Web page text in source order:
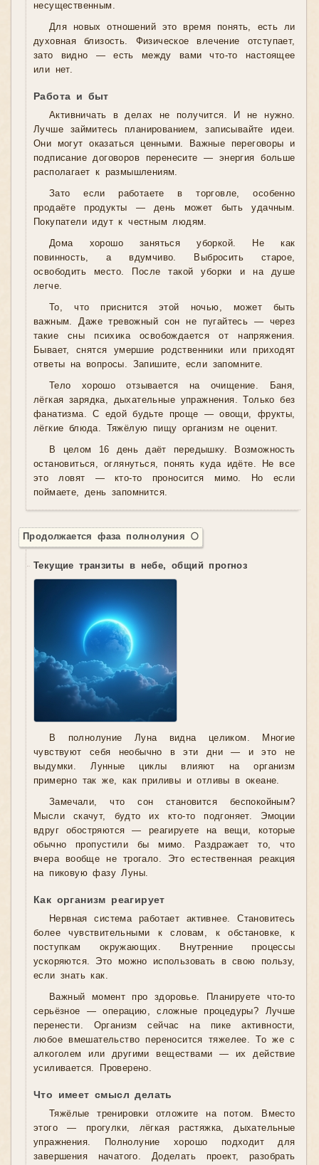
несущественным.
Для новых отношений это время понять, есть ли
духовная близость. Физическое влечение отступает,
зато видно — есть между вами что-то настоящее
или нет.
Работа и быт
Активничать в делах не получится. И не нужно.
Лучше займитесь планированием, записывайте идеи.
Они могут оказаться ценными. Важные переговоры и
подписание договоров перенесите — энергия больше
располагает к размышлениям.
Зато если работаете в торговле, особенно
продаёте продукты — день может быть удачным.
Покупатели идут к честным людям.
Дома хорошо заняться уборкой. Не как
повинность, а вдумчиво. Выбросить старое,
освободить место. После такой уборки и на душе
легче.
То, что приснится этой ночью, может быть
важным. Даже тревожный сон не пугайтесь — через
такие сны психика освобождается от напряжения.
Бывает, снятся умершие родственники или приходят
ответы на вопросы. Запишите, если запомните.
Тело хорошо отзывается на очищение. Баня,
лёгкая зарядка, дыхательные упражнения. Только без
фанатизма. С едой будьте проще — овощи, фрукты,
лёгкие блюда. Тяжёлую пищу организм не оценит.
В целом 16 день даёт передышку. Возможность
остановиться, оглянуться, понять куда идёте. Не все
это ловят — кто-то проносится мимо. Но если
поймаете, день запомнится.
Продолжается фаза полнолуния 🌕
Текущие транзиты в небе, общий прогноз
В полнолуние Луна видна целиком. Многие
чувствуют себя необычно в эти дни — и это не
выдумки. Лунные циклы влияют на организм
примерно так же, как приливы и отливы в океане.
Замечали, что сон становится беспокойным?
Мысли скачут, будто их кто-то подгоняет. Эмоции
вдруг обостряются — реагируете на вещи, которые
обычно пропустили бы мимо. Раздражает то, что
вчера вообще не трогало. Это естественная реакция
на пиковую фазу Луны.
Как организм реагирует
Нервная система работает активнее. Становитесь
более чувствительными к словам, к обстановке, к
поступкам окружающих. Внутренние процессы
ускоряются. Это можно использовать в свою пользу,
если знать как.
Важный момент про здоровье. Планируете что-то
серьёзное — операцию, сложные процедуры? Лучше
перенести. Организм сейчас на пике активности,
любое вмешательство переносится тяжелее. То же с
алкоголем или другими веществами — их действие
усиливается. Проверено.
Что имеет смысл делать
Тяжёлые тренировки отложите на потом. Вместо
этого — прогулки, лёгкая растяжка, дыхательные
упражнения. Полнолуние хорошо подходит для
завершения начатого. Доделать проект, разобрать